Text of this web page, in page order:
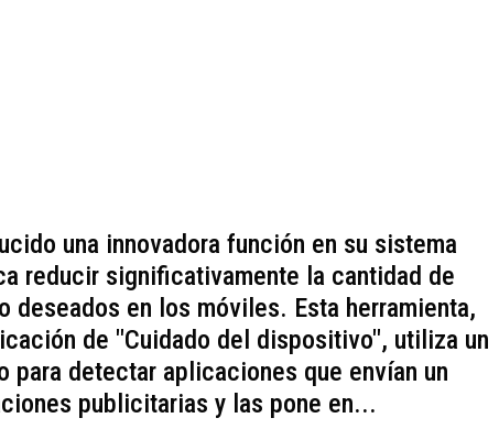
una innovadora función en su sistema
reducir significativamente la cantidad de
deseados en los móviles. Esta herramienta,
de "Cuidado del dispositivo", utiliza un
para detectar aplicaciones que envían un
publicitarias y las pone en...